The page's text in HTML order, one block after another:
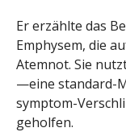
Er erzählte das
Emphysem, die
Atemnot. Sie
—eine standard-
symptom-
geholfen.